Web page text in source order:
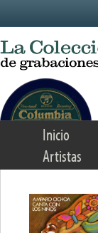
Inicio
Artistas